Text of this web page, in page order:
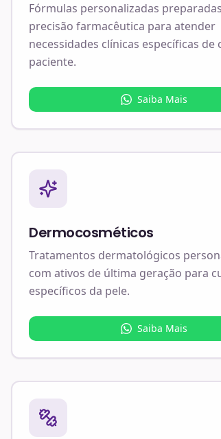
Fórmulas personalizadas
precisão farmacêutica para atender
necessidades clínicas específicas de
paciente.
Saiba Mais
Dermocosméticos
Tratamentos dermatológicos
com ativos de última geração para
específicos da pele.
Saiba Mais